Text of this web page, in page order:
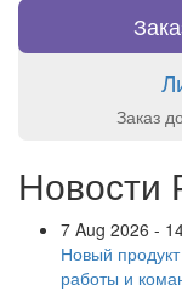
Заказ
Новости
7 Aug 2026 -
Новый
работы и